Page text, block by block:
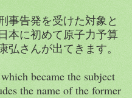
事告発を受けた対象と
本に初めて原子力予算
さんが出てきます。
became the subject
the name of the former